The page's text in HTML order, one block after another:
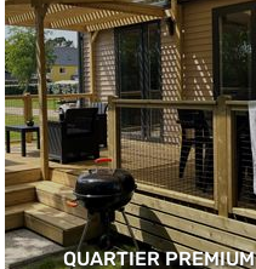
QUARTIER PREMIUM